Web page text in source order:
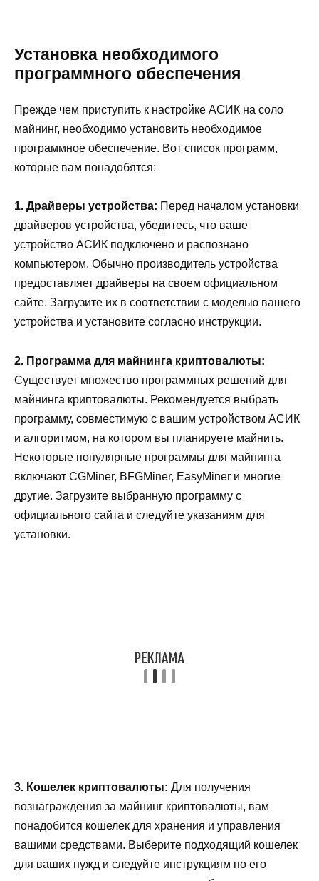
Установка необходимого
программного обеспечения
Прежде чем приступить к настройке АСИК на соло
майнинг, необходимо установить необходимое
программное обеспечение. Вот список программ,
которые вам понадобятся:
1. Драйверы устройства: Перед началом установки
драйверов устройства, убедитесь, что ваше
устройство АСИК подключено и распознано
компьютером. Обычно производитель устройства
предоставляет драйверы на своем официальном
сайте. Загрузите их в соответствии с моделью вашего
устройства и установите согласно инструкции.
2. Программа для майнинга криптовалюты:
Существует множество программных решений для
майнинга криптовалюты. Рекомендуется выбрать
программу, совместимую с вашим устройством АСИК
и алгоритмом, на котором вы планируете майнить.
Некоторые популярные программы для майнинга
включают CGMiner, BFGMiner, EasyMiner и многие
другие. Загрузите выбранную программу с
официального сайта и следуйте указаниям для
установки.
3. Кошелек криптовалюты: Для получения
вознаграждения за майнинг криптовалюты, вам
понадобится кошелек для хранения и управления
вашими средствами. Выберите подходящий кошелек
для ваших нужд и следуйте инструкциям по его